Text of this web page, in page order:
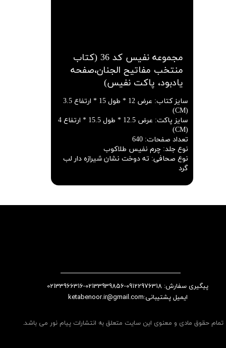
مجموعه نفیس کد 36 (کتاب
منتخب مفاتیح الجنان،صفحه
یادبود، پاکت نفیس)
سایز کتاب:
عرض 12 * طول 15 * ارتفاع 3.5
(CM)
سایز پاکت:
عرض 12.5 * طول 15.5 * ارتفاع 4
(CM)
تعداد صفحات:
640
نوع جلد:چرم نفیس طلاکوب
نوع صحافی: ته دوخت نشان شیرازه دار لب
گرد
پیگیری سفارش: 09122976318-02133939856-02133966316
​​​​​​​​​​​​​​ایمیل پشتیبانی:ketabenoor.ir@gmail.com
تمام حقوق مادی و معنوی این سایت متعلق به انتشارات پیام نور می باشد.